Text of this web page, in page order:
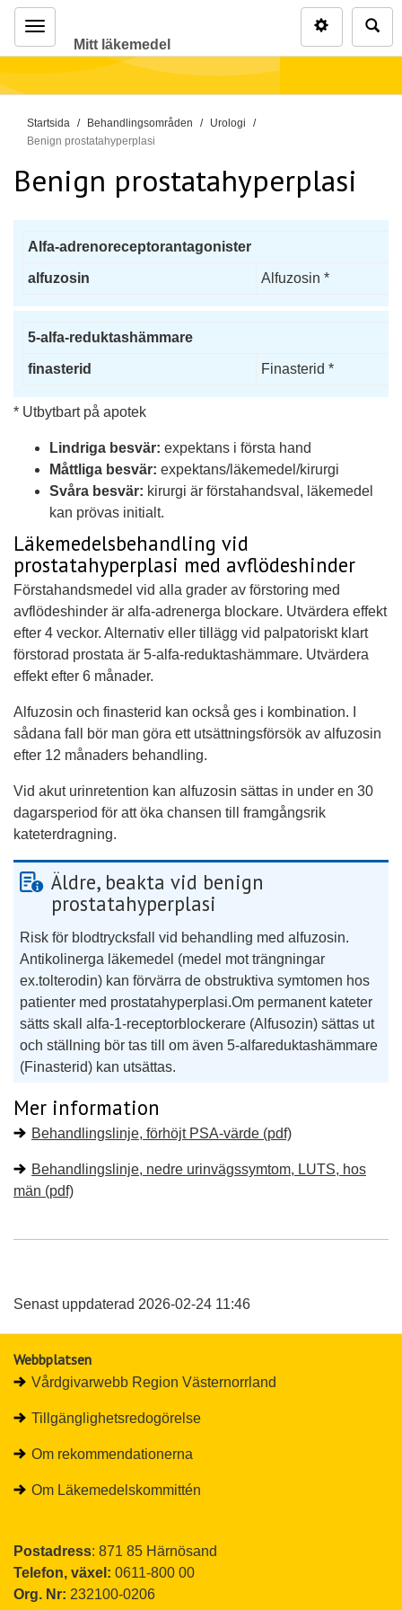
Meny Mitt läkemedel
D
u
ä
r
r
:
Startsida Behandlingsområden
Urologi
Benign prostatahyperplasi
Benign prostatahyperplasi
Alfa-adrenoreceptorantagonister
alfuzosin Alfuzosin *
5-alfa-reduktashämmare
finasterid Finasterid *
* Utbytbart på apotek
Lindriga besvär: expektans i första hand
Måttliga besvär: expektans/läkemedel/kirurgi
Svåra besvär: kirurgi är förstahandsval, läkemedel
kan prövas initialt.
Läkemedelsbehandling vid
prostatahyperplasi med avflödeshinder
Förstahandsmedel vid alla grader av förstoring med
avflödeshinder är alfa-adrenerga blockare. Utvärdera effekt
efter 4 veckor. Alternativ eller tillägg vid palpatoriskt klart
förstorad prostata är 5-alfa-reduktashämmare. Utvärdera
effekt efter 6 månader.
Alfuzosin och finasterid kan också ges i kombination. I
sådana fall bör man göra ett utsättningsförsök av alfuzosin
efter 12 månaders behandling.
Vid akut urinretention kan alfuzosin sättas in under en 30
dagarsperiod för att öka chansen till framgångsrik
kateterdragning.
Äldre, beakta vid benign
prostatahyperplasi
Risk för blodtrycksfall vid behandling med alfuzosin.
Antikolinerga läkemedel (medel mot trängningar
ex.tolterodin) kan förvärra de obstruktiva symtomen hos
patienter med prostatahyperplasi.Om permanent kateter
sätts skall alfa-1-receptorblockerare (Alfusozin) sättas ut
och ställning bör tas till om även 5-alfareduktashämmare
(Finasterid) kan utsättas.
Mer information
Behandlingslinje, förhöjt PSA-värde (pdf)
Behandlingslinje, nedre urinvägssymtom, LUTS, hos
män (pdf)
Senast uppdaterad 2026-02-24 11:46
Webbplatsen
Vårdgivarwebb Region Västernorrland
Tillgänglighetsredogörelse
Om rekommendationerna
Om Läkemedelskommittén
Postadress: 871 85 Härnösand
Telefon, växel: 0611-800 00
Org. Nr: 232100-0206